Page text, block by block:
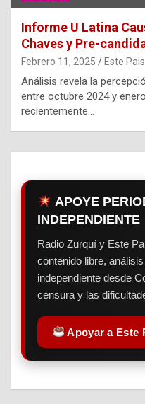
Informe U Latina
Chaves y Pre-
Febrero 11, 2025 Este
Análisis revela la
entre octubre 2024 y
recientemente…
APOYE
INDEPENDIENTE
Radio Zurquí y Este
contenido libre,
independiente desde
censura y las
Apoyar a Este